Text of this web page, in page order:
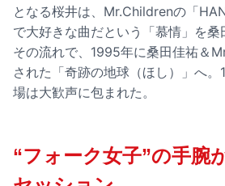
となる桜井は、Mr.Childrenの「
で大好きな曲だという「慕情」を桑
その流れで、1995年に桑田佳祐＆
された「奇跡の地球（ほし）」へ
場は大歓声に包まれた。
“フォーク女子”の手腕